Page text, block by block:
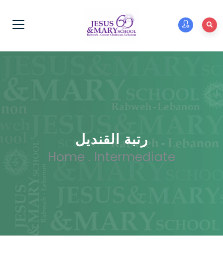
رتبة القنديل
Home . Intermediate